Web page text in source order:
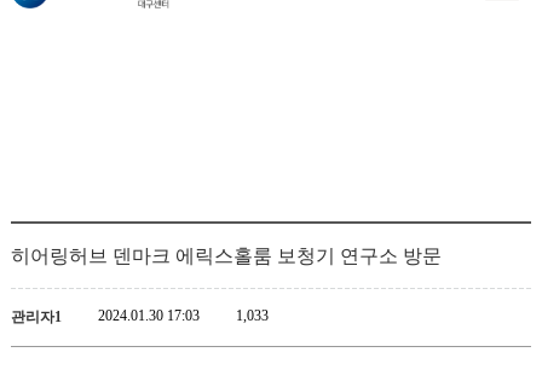
히어링허브 덴마크 에릭스홀룸 보청기 연구소 방문
관리자1 2024.01.30 17:03 1,033